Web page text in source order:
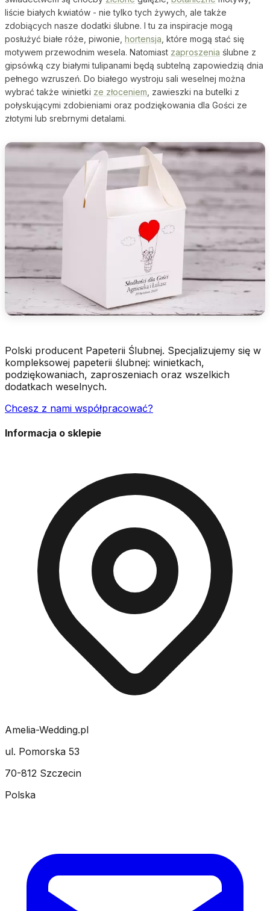
liście białych kwiatów - nie tylko tych żywych, ale także
zdobiących nasze dodatki ślubne. I tu za inspiracje mogą
posłużyć białe róże, piwonie, hortensja , które mogą stać się
motywem przewodnim wesela. Natomiast zaproszenia ślubne z
gipsówką czy białymi tulipanami będą subtelną zapowiedzią dnia
pełnego wzruszeń. Do białego wystroju sali weselnej można
wybrać także winietki ze złoceniem , zawieszki na butelki z
połyskującymi zdobieniami oraz podziękowania dla Gości ze
złotymi lub srebrnymi detalami.
Polski producent Papeterii Ślubnej. Specjalizujemy się w
kompleksowej papeterii ślubnej: winietkach,
podziękowaniach, zaproszeniach oraz wszelkich
dodatkach weselnych.
Chcesz z nami współpracować?
Informacja o sklepie
Amelia-Wedding.pl
ul. Pomorska 53
70-812 Szczecin
Polska